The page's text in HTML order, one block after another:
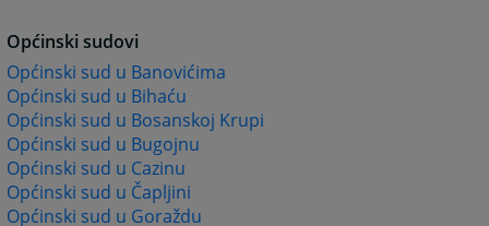
Općinski sudovi
Općinski sud u Banovićima
Općinski sud u Bihaću
Općinski sud u Bosanskoj Krupi
Općinski sud u Bugojnu
Općinski sud u Cazinu
Općinski sud u Čapljini
Općinski sud u Goraždu